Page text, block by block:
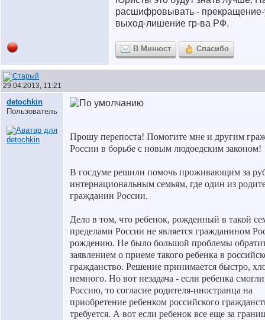
расшифровывать - прекращение-
выход-лишение гр-ва РФ.
В Минюст Спасибо
29.04.2013, 11:21
detochkin
Пользователь
Прошу перепоста! Помогите мне и другим
России в борьбе с новым людоедским законом!
В госдуме решили помочь проживающим за
интернациональным семьям, где один из
гражданин России.
Дело в том, что ребенок, рожденный в такой
пределами России не является гражданином
рождению. Не было большой проблемы
заявлением о приеме такого ребенка в
гражданство. Решение принимается быстро,
немного. Но вот незадача - если ребенка
Россию, то согласие родителя-иностранца на
приобретение ребенком российского
требуется. А вот если ребенок все еще за